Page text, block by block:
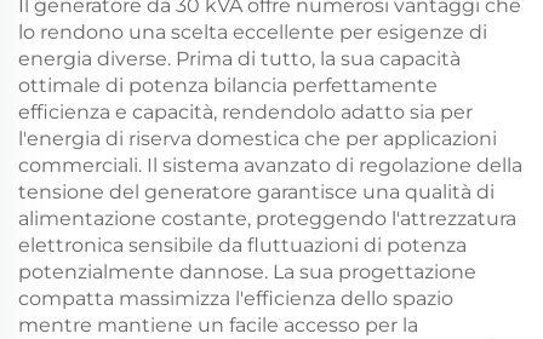
Il generatore da 30 kVA offre numerosi vantaggi che
lo rendono una scelta eccellente per esigenze di
energia diverse. Prima di tutto, la sua capacità
ottimale di potenza bilancia perfettamente
efficienza e capacità, rendendolo adatto sia per
l'energia di riserva domestica che per applicazioni
commerciali. Il sistema avanzato di regolazione della
tensione del generatore garantisce una qualità di
alimentazione costante, proteggendo l'attrezzatura
elettronica sensibile da fluttuazioni di potenza
potenzialmente dannose. La sua progettazione
compatta massimizza l'efficienza dello spazio
mentre mantiene un facile accesso per la